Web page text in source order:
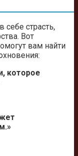
страсть,
Вот
вам найти
которое